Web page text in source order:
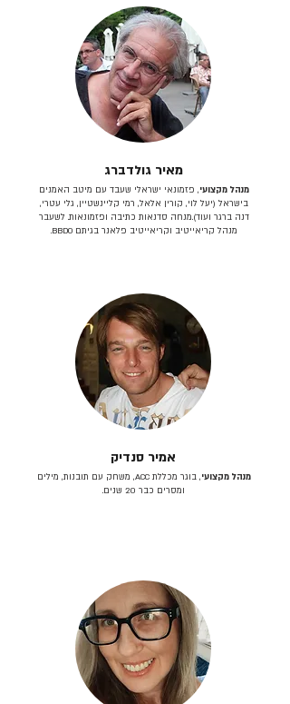
מאיר גולדברג
מנהל מקצועי, פזמונאי ישראלי שעבד עם מיטב האמנים
בישראל (יעל לוי, קורין אלאל, רמי קליינשטיין, גלי עטרי,
דנה ברגר ועוד).מנחה סדנאות כתיבה ופזמונאות. לשעבר
מנהל קריאייטיב וקריאייטיב פלאנר בגיתם BBDO.
אמיר סנדיק
מנהל מקצועי
, בוגר מכללת ACC, משחק עם תובנות, מילים
ומסרים כבר 20 שנים.